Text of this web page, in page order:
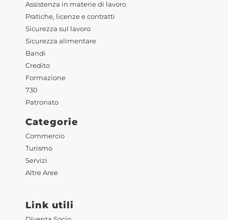
Assistenza in materie di lavoro
Pratiche, licenze e contratti
Sicurezza sul lavoro
Sicurezza alimentare
Bandi
Credito
Formazione
730
Patronato
Categorie
Commercio
Turismo
Servizi
Altre Aree
Link utili